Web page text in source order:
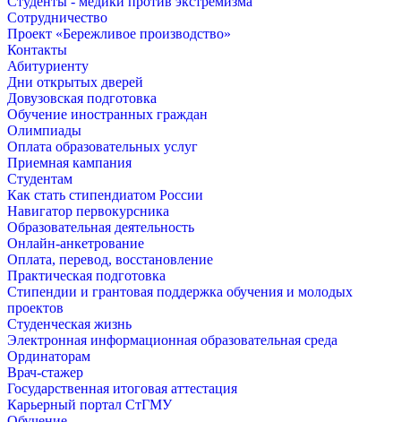
Сотрудничество
Проект «Бережливое производство»
Контакты
Абитуриенту
Дни открытых дверей
Довузовская подготовка
Обучение иностранных граждан
Олимпиады
Оплата образовательных услуг
Приемная кампания
Студентам
Как стать стипендиатом России
Навигатор первокурсника
Образовательная деятельность
Онлайн-анкетрование
Оплата, перевод, восстановление
Практическая подготовка
Стипендии и грантовая поддержка обучения и молодых
проектов
Студенческая жизнь
Электронная информационная образовательная среда
Ординаторам
Врач-стажер
Государственная итоговая аттестация
Карьерный портал СтГМУ